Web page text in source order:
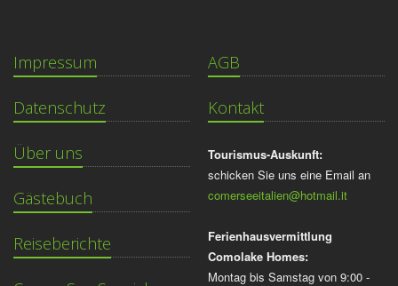
Impressum
Datenschutz
Über uns
Gästebuch
Reiseberichte
AGB
Kontakt
Tourismus-Auskunft:
schicken Sie uns eine Email an
comerseeitalien@hotmail.it
Ferienhausvermittlung
Comolake Homes:
Montag bis Samstag von 9:00 -